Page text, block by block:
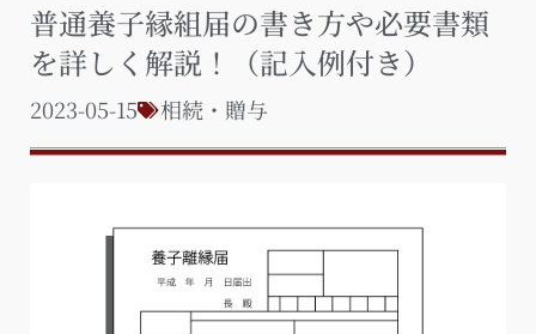
普通養子縁組届の書き方や必要書類
を詳しく解説！（記入例付き）
2023-05-15 相続・贈与